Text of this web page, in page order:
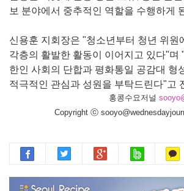
보 분야에서 중추적인 역할을 수행하게
신용훈 지회장은 "청소년부터 청년 위원
각층의 활발한 활동이 이어지고 있다"며
한인 사회의 단합과 평화통일 공감대 형
적극적인 관심과 성원을 부탁드린다"고
홍콩수요저널
Copyright ⓒ